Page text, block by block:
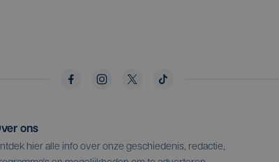
ons
hier alle info over onze geschiedenis, redactie,